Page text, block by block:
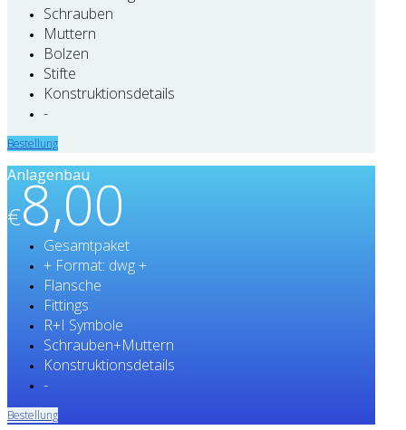
Schrauben
Muttern
Bolzen
Stifte
Konstruktionsdetails
-
Bestellung
Anlagenbau
€8,00
Gesamtpaket
+ Format: dwg +
Flansche
Fittings
R+I Symbole
Schrauben+Muttern
Konstruktionsdetails
-
Bestellung